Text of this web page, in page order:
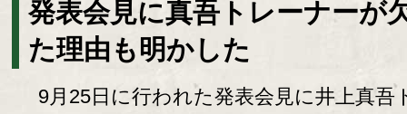
発表会見に真吾トレーナーが
た理由も明かした
9月25日に行われた発表会見に井上真吾